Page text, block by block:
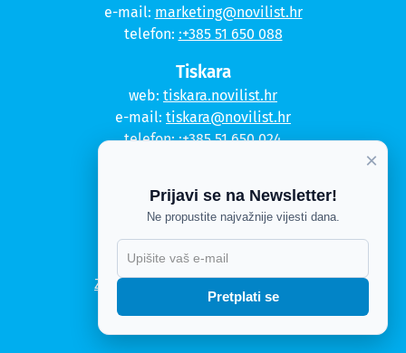
e-mail: marketing@novilist.hr
telefon: :+385 51 650 088
Tiskara
web: tiskara.novilist.hr
e-mail: tiskara@novilist.hr
telefon::+385 51 650 024
Kontakt
Politika privatnosti
Politika kolačića
Zahtjev za pristup informacijama
Impressum
×
Prijavi se na Newsletter!
Ne propustite najvažnije vijesti dana.
Pretplati se